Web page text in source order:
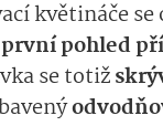
květináče se
pohled
se totiž